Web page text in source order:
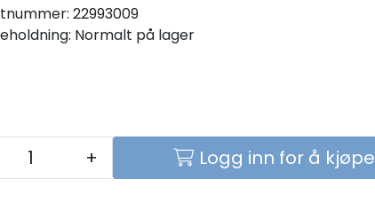
22993009
Normalt på lager
+ Logg inn for å kjøpe